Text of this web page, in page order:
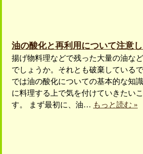
油の酸化と再利用について注意し
揚げ物料理などで残った大量の油な
でしょうか。それとも破棄している
では油の酸化についての基本的な知
に料理する上で気を付けていきたい
す。 まず最初に、油… もっと読む »